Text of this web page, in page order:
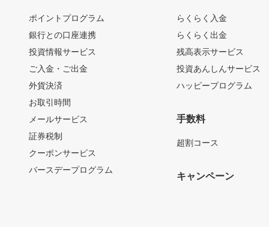
ポイントプログラム
銀行との口座連携
投資情報サービス
ご入金・ご出金
外貨決済
お取引時間
メールサービス
証券税制
クーポンサービス
バースデープログラム
らくらく入金
らくらく出金
残高表示サービス
投資あんしんサービス
ハッピープログラム
手数料
超割コース
キャンペーン